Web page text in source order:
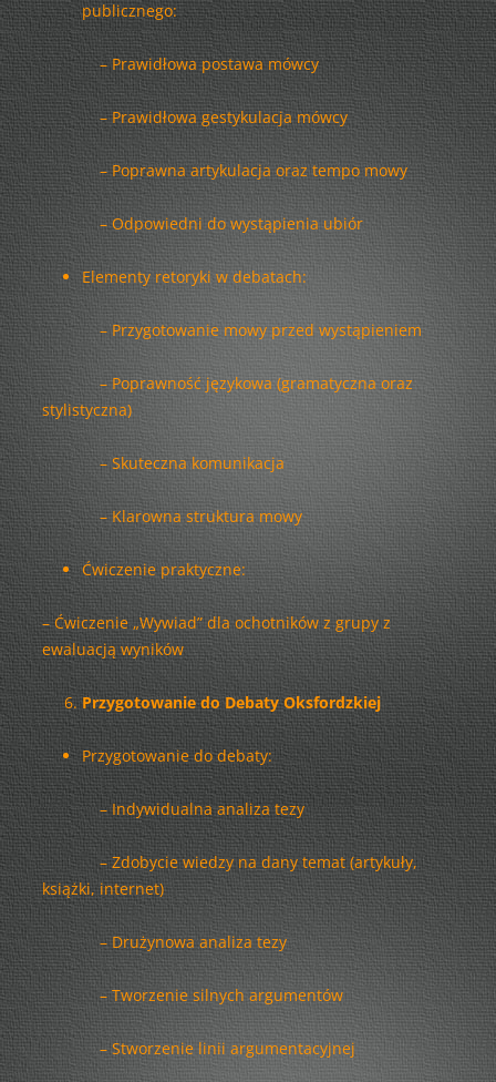
publicznego:
– Prawidłowa postawa mówcy
– Prawidłowa gestykulacja mówcy
– Poprawna artykulacja oraz tempo mowy
– Odpowiedni do wystąpienia ubiór
Elementy retoryki w debatach:
– Przygotowanie mowy przed wystąpieniem
– Poprawność językowa (gramatyczna oraz
stylistyczna)
– Skuteczna komunikacja
– Klarowna struktura mowy
Ćwiczenie praktyczne:
– Ćwiczenie „Wywiad” dla ochotników z grupy z
ewaluacją wyników
Przygotowanie do Debaty Oksfordzkiej
Przygotowanie do debaty:
– Indywidualna analiza tezy
– Zdobycie wiedzy na dany temat (artykuły,
książki, internet)
– Drużynowa analiza tezy
– Tworzenie silnych argumentów
– Stworzenie linii argumentacyjnej